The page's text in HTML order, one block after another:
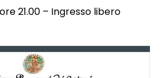
21.00 – Ingresso libero